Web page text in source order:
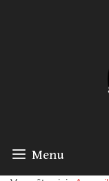
Menu